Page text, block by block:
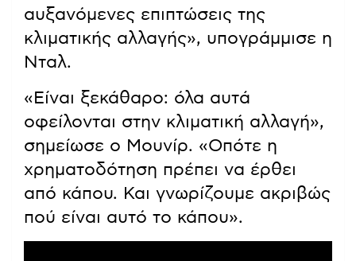
αυξανόμενες επιπτώσεις της
κλιματικής αλλαγής», υπογράμμισε η
Νταλ.
«Είναι ξεκάθαρο: όλα αυτά
οφείλονται στην κλιματική αλλαγή»,
σημείωσε ο Μουνίρ. «Οπότε η
χρηματοδότηση πρέπει να έρθει
από κάπου. Και γνωρίζουμε ακριβώς
πού είναι αυτό το κάπου».